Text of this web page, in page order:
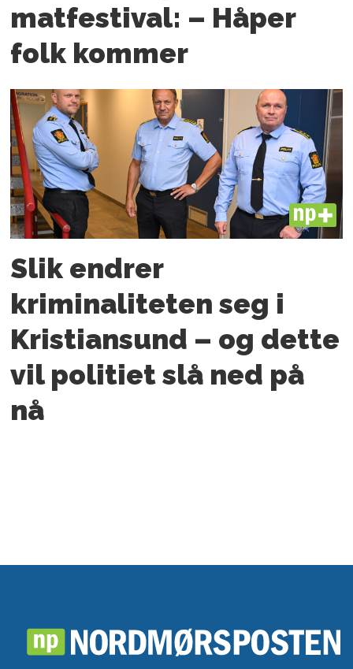
matfestival: – Håper
folk kommer
PLUS
Slik endrer
kriminaliteten seg i
Kristiansund – og dette
vil politiet slå ned på
nå